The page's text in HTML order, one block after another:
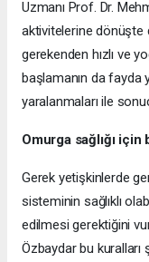
Uzmanı Prof. Dr.
aktivitelerine dönüşte
gerekenden hızlı ve
başlamanın da fayda
yaralanmaları ile
Omurga sağlığı
Gerek yetişkinlerde
sisteminin sağlıklı
edilmesi gerektiğini
Özbaydar bu kuralları